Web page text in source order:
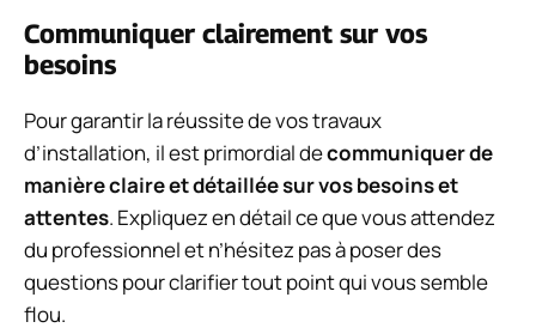
Communiquer clairement sur vos
besoins
Pour garantir la réussite de vos travaux
d’installation, il est primordial decommuniquer de
manière claire et détaillée sur vos besoins et
attentes. Expliquez en détail ce que vous attendez
du professionnel et n’hésitez pas à poser des
questions pour clarifier tout point qui vous semble
flou.